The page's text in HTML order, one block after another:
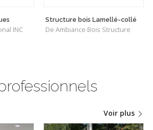
INC
Structure bois Lamellé-collé
De Ambiance Bois Structure
Voir plus